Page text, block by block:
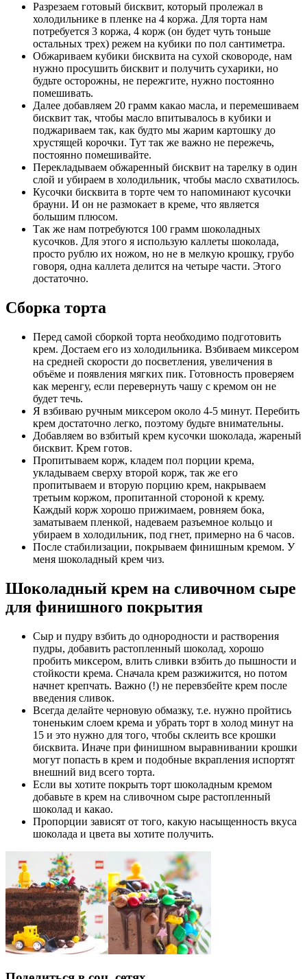
Разрезаем готовый бисквит, который пролежал в
холодильнике в пленке на 4 коржа. Для торта нам
потребуется 3 коржа, 4 корж (он будет чуть тоньше
остальных трех) режем на кубики по пол сантиметра.
Обжариваем кубики бисквита на сухой сковороде, нам
нужно просушить бисквит и получить сухарики, но
будьте осторожны, не пережгите, нужно постоянно
помешивать.
Далее добавляем 20 грамм какао масла, и перемешиваем
бисквит так, чтобы масло впитывалось в кубики и
поджариваем так, как будто мы жарим картошку до
хрустящей корочки. Тут так же важно не пережечь,
постоянно помешивайте.
Перекладываем обжаренный бисквит на тарелку в один
слой и убираем в холодильник, чтобы масло схватилось.
Кусочки бисквита в торте чем то напоминают кусочки
брауни. И он не размокает в креме, что является
большим плюсом.
Так же нам потребуются 100 грамм шоколадных
кусочков. Для этого я использую каллеты шоколада,
просто рублю их ножом, но не в мелкую крошку, грубо
говоря, одна каллета делится на четыре части. Этого
достаточно.
Сборка торта
Перед самой сборкой торта необходимо подготовить
крем. Достаем его из холодильника. Взбиваем миксером
на средней скорости до посветления, увеличения в
объёме и появления мягких пик. Готовность проверяем
как меренгу, если перевернуть чашу с кремом он не
будет течь.
Я взбиваю ручным миксером около 4-5 минут. Перебить
крем достаточно легко, поэтому будьте внимательны.
Добавляем во взбитый крем кусочки шоколада, жареный
бисквит. Крем готов.
Пропитываем корж, кладем пол порции крема,
укладываем сверху второй корж, так же его
пропитываем и вторую порцию крем, накрываем
третьим коржом, пропитанной стороной к крему.
Каждый корж хорошо прижимаем, ровняем бока,
заматываем пленкой, надеваем разъемное кольцо и
убираем в холодильник, под гнет, примерно на 6 часов.
После стабилизации, покрываем финишным кремом. У
меня шоколадный крем чиз.
Шоколадный крем на сливочном сыре
для финишного покрытия
Сыр и пудру взбить до однородности и растворения
пудры, добавить растопленный шоколад, хорошо
пробить миксером, влить сливки взбить до пышности и
стойкости крема. Сначала крем разжижится, но потом
начнет крепчать. Важно (!) не перевзбейте крем после
введения сливок.
Всегда делайте черновую обмазку, т.е. нужно пройтись
тоненьким слоем крема и убрать торт в холод минут на
15 и это нужно для того, чтобы склеить все крошки
бисквита. Иначе при финишном выравнивании крошки
могут попасть в крем и подобные вкрапления испортят
внешний вид всего торта.
Если вы хотите покрыть торт шоколадным кремом
добавьте в крем на сливочном сыре растопленный
шоколад и какао.
Пропорции зависят от того, какую насыщенность вкуса
шоколада и цвета вы хотите получить.